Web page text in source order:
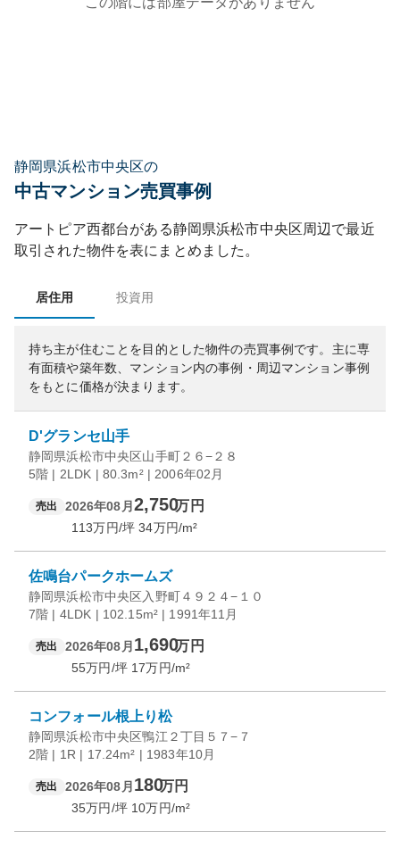
静岡県浜松市中央区の
中古マンション売買事例
アートピア西都台がある静岡県浜松市中央区周辺で最近
取引された物件を表にまとめました。
居住用 投資用
持ち主が住むことを目的とした物件の売買事例です。 主に専
有面積や築年数、マンション内の事例・周辺マンション事例
をもとに価格が決まります。
D'グランセ山手
静岡県浜松市中央区山手町２６−２８
5階 | 2LDK | 80.3m² | 2006年02月
売出 2026年08月 2,750万円
113万円/坪 34万円/m²
佐鳴台パークホームズ
静岡県浜松市中央区入野町４９２４−１０
7階 | 4LDK | 102.15m² | 1991年11月
売出 2026年08月 1,690万円
55万円/坪 17万円/m²
コンフォール根上り松
静岡県浜松市中央区鴨江２丁目５７−７
2階 | 1R | 17.24m² | 1983年10月
売出 2026年08月 180万円
35万円/坪 10万円/m²